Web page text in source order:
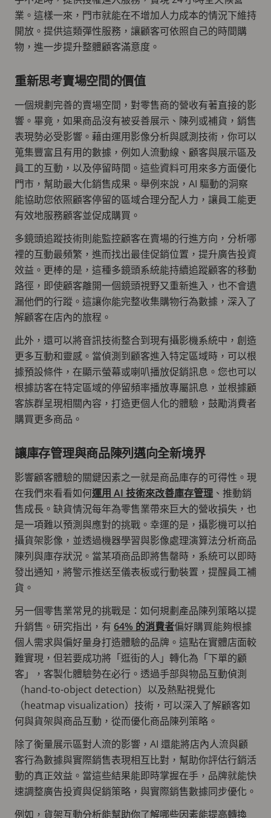
業。這樣一來，門市就能在不增加人力成本的情況下維持
開放。提供這類彈性服務，讓顧客可依照自己的時間購
物，進一步提升整體顧客滿意度。
重新思考賣場空間的價值
一個規劃完善的賣場空間，對零售商的營收有著直接的影
響。畢竟，如果商品沒有被妥善展示、陳列或補貨，銷售
表現勢必受影響。藉由運用影像分析與感測技術，你可以
蒐集豐富且有用的數據，例如人流動線、顧客與展示區及
員工的互動，以及停留時間。這些資料可用來多方面優化
門市，幫助最大化銷售成果。舉例來說，AI 驅動的洞察
能協助您依照顧客停留的區域合理分配人力，讓員工能更
有效地服務顧客並促成購買。
多鏡頭追蹤技術則能監控顧客在賣場的行進方向，分析哪
裡的互動最頻繁，進而找出最佳促銷位置，提升廣告投資
效益。更棒的是，這種多鏡頭系統能持續追蹤顧客的移動
路徑，即使顧客離開一個鏡頭視野又重新進入，也不會遺
漏他們的行蹤。這讓你能完整收集購物行為數據，深入了
解顧客在店內的旅程。
此外，還可以將音訊技術整合到現有攝影機系統中，創造
更多互動和靈感。當偵測到顧客進入特定區域時，可以根
據預設條件，在顯示螢幕或喇叭播放促銷訊息。您也可以
根據訪客在特定區域的停留頻率播放專屬訊息，並根據顧
客族群呈現相關內容，打造更個人化的體驗，鼓勵消費者
購買更多商品。
讓庫存管理與商品陳列邁向全新境界
影響顧客體驗的關鍵因素之一就是商品庫存的可得性。現
在我們來看看如何運用 AI 技術來改善庫存管理 、推動銷
售成長。缺貨情況每年為零售業帶來巨大的營收損失，也
是一項難以預測與應對的挑戰。幸運的是，攝影機可以拍
攝貨架影像，並透過機器學習與影像處理演算法分析商品
陳列與庫存狀況。當某項商品即將售罄時，系統可以即時
發出通知，將警示推送至儀表板或行動裝置，提醒員工補
貨。
另一個零售業常見的挑戰是：如何規劃產品陳列策略以提
升銷售。研究指出，有 64% 的消費者偏好購買能夠根據
個人需求與偏好量身打造體驗的品牌。這點在實體店面較
難實現，但若要成功將「逛街的人」轉化為「下單的顧
客」，客製化體驗勢在必行。透過手部與物品互動偵測
（hand-to-object detection）以及熱點視覺化
（heatmap visualization）技術，可以深入了解顧客如
何與貨架與商品互動，從而優化商品陳列策略。
除了衡量展示區對人流的影響，AI 還能將店內人流與顧
客行為數據與實際銷售表現相互比對，幫助你評估行銷活
動的真正效益。當這些結果能即時掌握在手，品牌就能快
速調整廣告投資與促銷策略，與實際銷售數據同步優化。
例如，貨架互動分析能幫助你了解哪些因素能提高轉換